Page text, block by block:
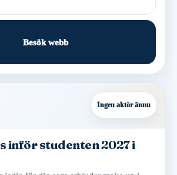
Besök webb
Ingen aktör ännu
inför studenten 2027 i